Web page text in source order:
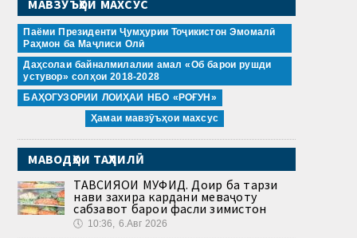
МАВЗӮЪҲОИ МАХСУС
Паёми Президенти Ҷумҳурии Тоҷикистон Эмомалӣ
Раҳмон ба Маҷлиси Олӣ
Даҳсолаи байналмилалии амал «Об барои рушди
устувор» солҳои 2018-2028
БАҲОГУЗОРИИ ЛОИҲАИ НБО «РОҒУН»
Ҳамаи мавзӯъҳои махсус
МАВОДҲОИ ТАҲЛИЛӢ
ТАВСИЯҲОИ МУФИД. Доир ба тарзи
нави захира кардани меваҷоту
сабзавот барои фасли зимистон
🕔 10:36, 6.Авг 2026